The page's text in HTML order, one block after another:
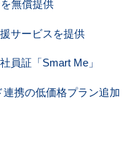
無償提供
サービスを提供
員証「Smart Me」
携の低価格プラン追加